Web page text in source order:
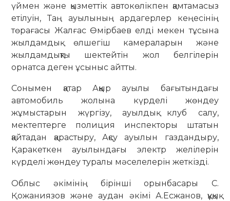
үймен және қызметтік автокөлікпен қамтамасыз
етілуін, Таң ауылының ардагерлер кеңесінің
төрағасы Жалғас Өмірбаев елді мекен тұсына
жылдамдық өлшегіш камераларын және
жылдамдықты шектейтін жол белгілерін
орнатса деген ұсыныс айтты.
Сонымен қатар Аққыр ауылы бағытындағы
автомобиль жолына күрделі жөндеу
жұмыстарын жүргізу, ауылдық клуб салу,
мектептерге полиция инспекторы штатын
қайтадан қарастыру, Ақсу ауылын газдандыру,
Қаракеткен ауылындағы электр желілерін
күрделі жөндеу туралы мәселелерін жеткізді.
Облыс әкімінің бірінші орынбасары С.
Қожаниязов және аудан әкімі А.Есжанов, құқық